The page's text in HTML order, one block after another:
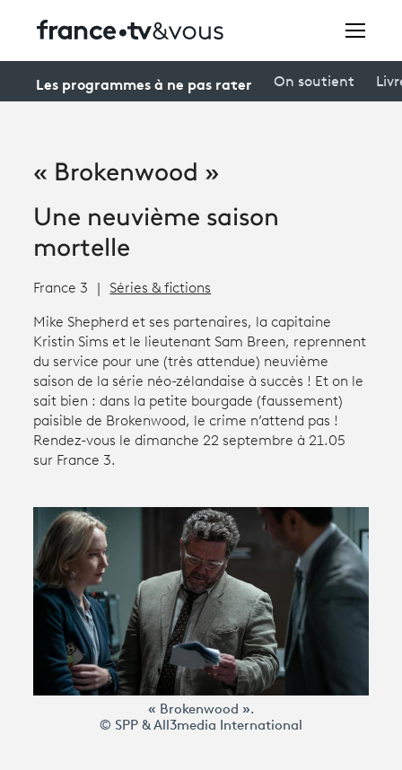
Avantages fidélité
À la une
Productions et innovation
Programme tv
Les programmes à ne pas rater On soutient
« Brokenwood »
Une neuvième saison
mortelle
France 3 Séries & fictions
Mike Shepherd et ses partenaires, la capitaine
Kristin Sims et le lieutenant Sam Breen, reprennent
du service pour une (très attendue) neuvième
saison de la série néo-zélandaise à succès ! Et on le
sait bien : dans la petite bourgade (faussement)
paisible de Brokenwood, le crime n’attend pas !
Rendez-vous le dimanche 22 septembre à 21.05
sur France 3.
« Brokenwood ».
© SPP & All3media International